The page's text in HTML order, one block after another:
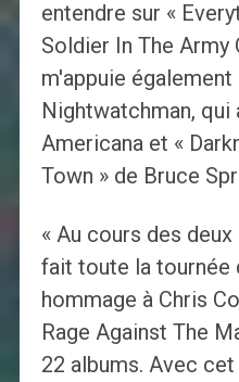
entendre sur «
Soldier In The Army
m'appuie
Nightwatchman, qui
Americana et «
Town » de Bruce
« Au cours des
fait toute la tournée
hommage à Chris
Rage Against The
22 albums. Avec